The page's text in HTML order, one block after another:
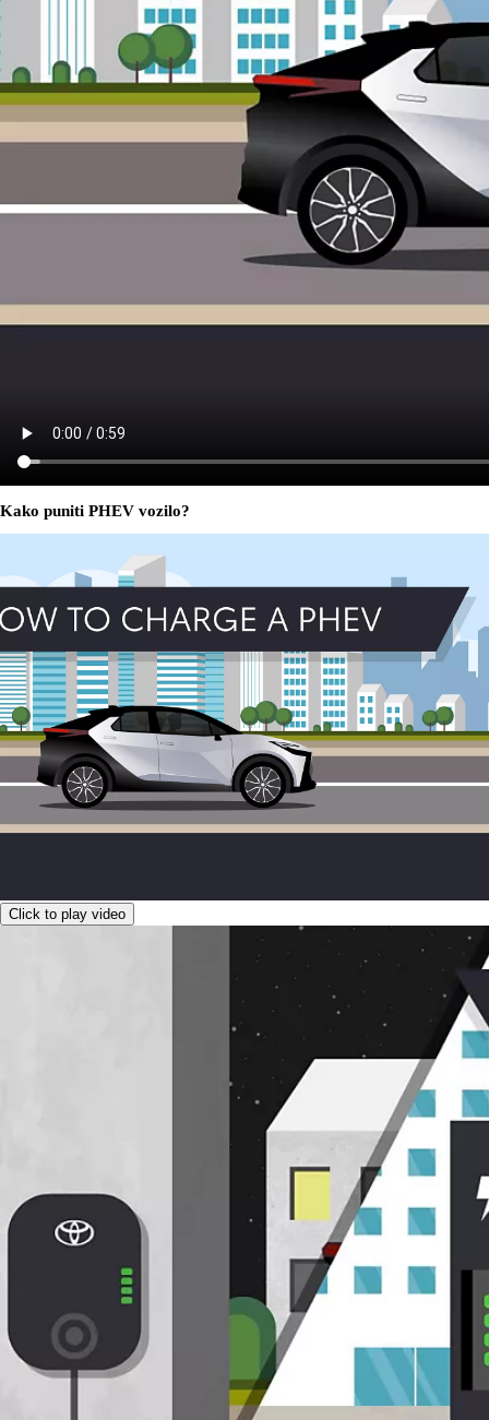
Kako puniti PHEV vozilo?
Click to play video